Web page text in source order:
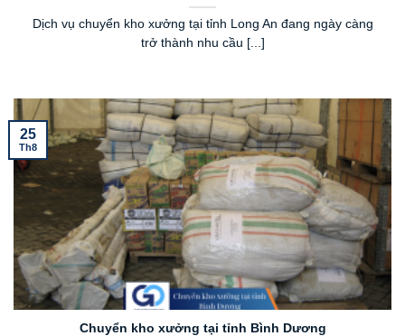
Dịch vụ chuyển kho xưởng tại tỉnh Long An đang ngày càng
trở thành nhu cầu [...]
Chuyển kho xưởng tại tỉnh Bình Dương
25
Th8